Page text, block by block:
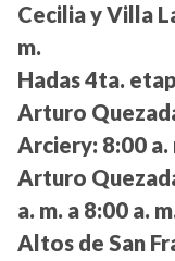
Cecilia y Villa
m.
Hadas 4ta.
Arturo
Arciery: 8:00 a.
Arturo
a. m. a 8:00 a.
Altos de San